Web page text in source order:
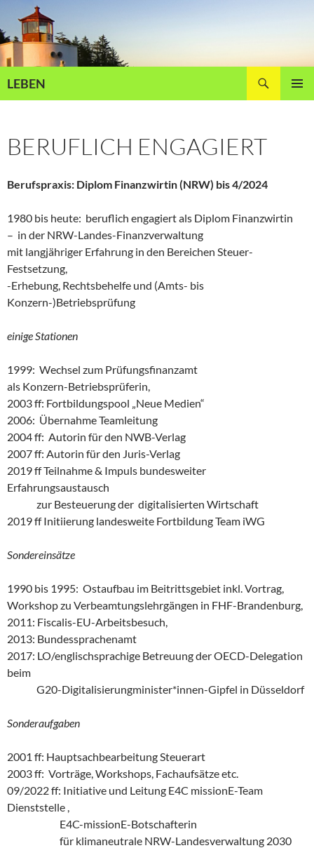
Inhalt
springen
LEBEN
BERUFLICH ENGAGIERT
Berufspraxis: Diplom Finanzwirtin (NRW) bis 4/2024
1980 bis heute: beruflich engagiert als Diplom Finanzwirtin
– in der NRW-Landes-Finanzverwaltung
mit langjähriger Erfahrung in den Bereichen Steuer-
Festsetzung,
-Erhebung, Rechtsbehelfe und (Amts- bis
Konzern-)Betriebsprüfung
einige Stationen
1999: Wechsel zum Prüfungsfinanzamt
als Konzern-Betriebsprüferin,
2003 ff: Fortbildungspool „Neue Medien“
2006: Übernahme Teamleitung
2004 ff: Autorin für den NWB-Verlag
2007 ff: Autorin für den Juris-Verlag
2019 ff Teilnahme & Impuls bundesweiter
Erfahrungsaustausch
zur Besteuerung der digitalisierten Wirtschaft
2019 ff Initiierung landesweite Fortbildung Team iWG
Sondereinsätze
1990 bis 1995: Ostaufbau im Beitrittsgebiet inkl. Vortrag,
Workshop zu Verbeamtungslehrgängen in FHF-Brandenburg,
2011: Fiscalis-EU-Arbeitsbesuch,
2013: Bundessprachenamt
2017: LO/englischsprachige Betreuung der OECD-Delegation
beim
G20-Digitalisierungminister*innen-Gipfel in Düsseldorf
Sonderaufgaben
2001 ff: Hauptsachbearbeitung Steuerart
2003 ff: Vorträge, Workshops, Fachaufsätze etc.
09/2022 ff: Initiative und Leitung E4C missionE-Team
Dienststelle ,
E4C-missionE-Botschafterin
für klimaneutrale NRW-Landesverwaltung 2030